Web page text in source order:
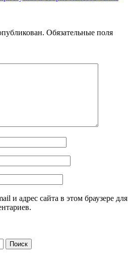
Обязательные поля
и адрес сайта в этом браузере для